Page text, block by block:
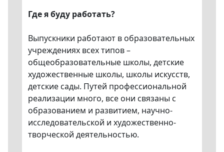
Где я буду работать?
Выпускники работают в образовательных
учреждениях всех типов –
общеобразовательные школы, детские
художественные школы, школы искусств,
детские сады. Путей профессиональной
реализации много, все они связаны с
образованием и развитием, научно-
исследовательской и художественно-
творческой деятельностью.